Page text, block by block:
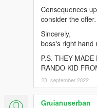
Consequences
consider the offer.
Sincerely,
boss's right hand
P.S. THEY
RANDO KID
23. september 2022
Gruianuserban